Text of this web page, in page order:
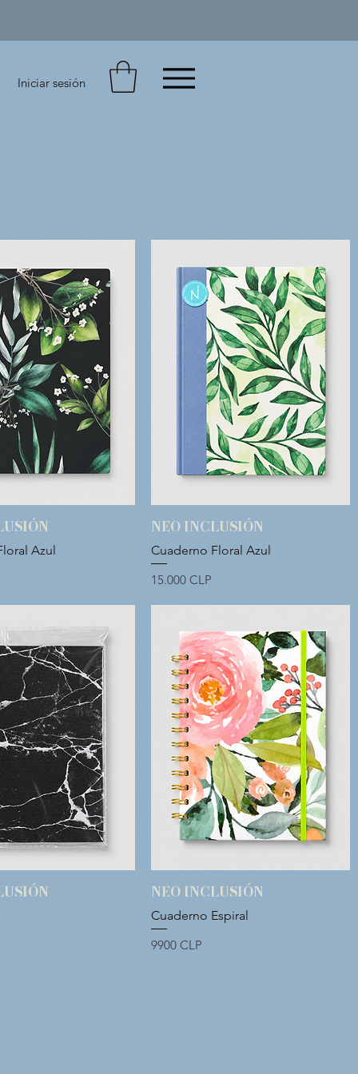
Iniciar sesión
Vista rápida
Azul
Vista rápida
NEO INCLUSIÓN
Cuaderno Floral Azul
Precio
15.000 CLP
Vista rápida Vista rápida
NEO INCLUSIÓN
Cuaderno Espiral
Precio
9900 CLP